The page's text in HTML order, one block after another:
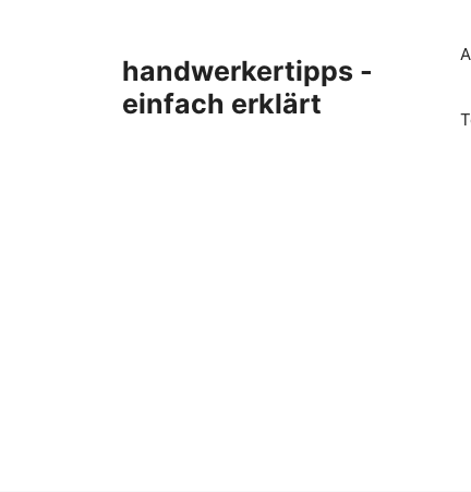
handwerkertipps -
einfach erklärt